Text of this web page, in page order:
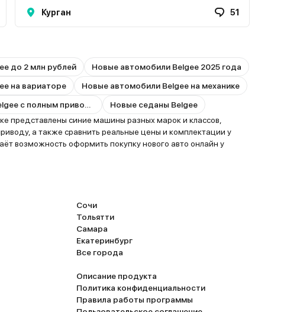
Курган 51
до 2 млн рублей
Новые автомобили Belgee 2025 года
на вариаторе
Новые автомобили Belgee на механике
Новые седаны Belgee
представлены синие машины разных марок и классов,
а также сравнить реальные цены и комплектации у
возможность оформить покупку нового авто онлайн у
Сочи
Тольятти
Самара
Екатеринбург
Все города
Описание продукта
Политика конфиденциальности
Правила работы программы